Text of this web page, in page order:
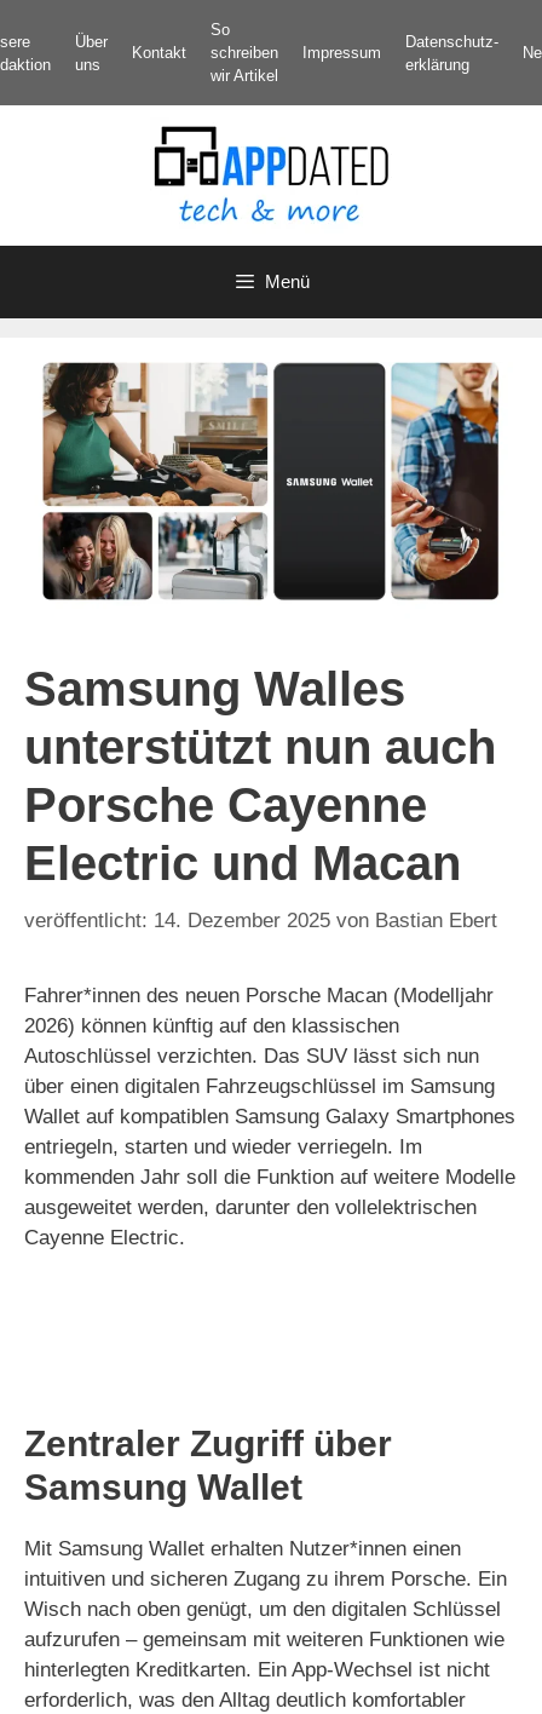
Inhalt
springen
Über
uns
Kontakt
So
schreiben
wir Artikel
Impressum
Datenschutz­
erklärung
Menü
Samsung Walles
unterstützt nun auch
Porsche Cayenne
Electric und Macan
14. Dezember 2025 von Bastian Ebert
Fahrer*innen des neuen Porsche Macan (Modelljahr
2026) können künftig auf den klassischen
Autoschlüssel verzichten. Das SUV lässt sich nun
über einen digitalen Fahrzeugschlüssel im Samsung
Wallet auf kompatiblen Samsung Galaxy Smartphones
entriegeln, starten und wieder verriegeln. Im
kommenden Jahr soll die Funktion auf weitere Modelle
ausgeweitet werden, darunter den vollelektrischen
Cayenne Electric.
Zentraler Zugriff über
Samsung Wallet
Mit Samsung Wallet erhalten Nutzer*innen einen
intuitiven und sicheren Zugang zu ihrem Porsche. Ein
Wisch nach oben genügt, um den digitalen Schlüssel
aufzurufen – gemeinsam mit weiteren Funktionen wie
hinterlegten Kreditkarten. Ein App-Wechsel ist nicht
erforderlich, was den Alltag deutlich komfortabler